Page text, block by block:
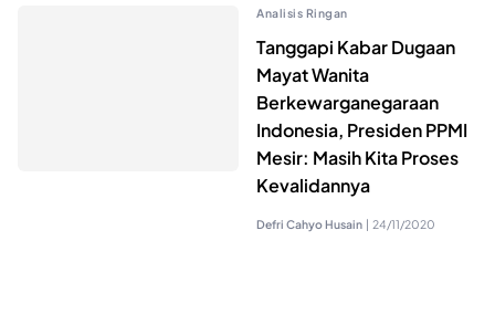
Analisis Ringan
Tanggapi Kabar Dugaan
Mayat Wanita
Berkewarganegaraan
Indonesia, Presiden PPMI
Mesir: Masih Kita Proses
Kevalidannya
Defri Cahyo Husain | 24/11/2020